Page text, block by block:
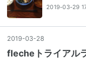
2019-03-29
2019-03-28
flecheトライアル